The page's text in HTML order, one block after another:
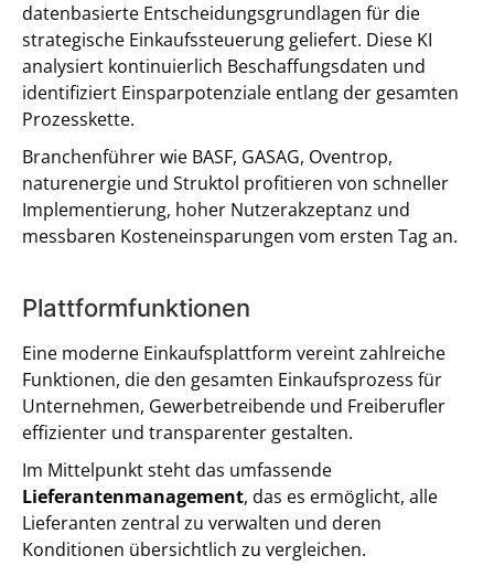
datenbasierte Entscheidungsgrundlagen für die
strategische Einkaufssteuerung geliefert. Diese KI
analysiert kontinuierlich Beschaffungsdaten und
identifiziert Einsparpotenziale entlang der gesamten
Prozesskette.
Branchenführer wie BASF, GASAG, Oventrop,
naturenergie und Struktol profitieren von schneller
Implementierung, hoher Nutzerakzeptanz und
messbaren Kosteneinsparungen vom ersten Tag an.
Plattformfunktionen
Eine moderne Einkaufsplattform vereint zahlreiche
Funktionen, die den gesamten Einkaufsprozess für
Unternehmen, Gewerbetreibende und Freiberufler
effizienter und transparenter gestalten.
Im Mittelpunkt steht das umfassende
Lieferantenmanagement, das es ermöglicht, alle
Lieferanten zentral zu verwalten und deren
Konditionen übersichtlich zu vergleichen.